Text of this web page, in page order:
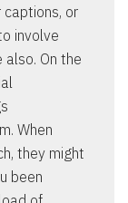
or
involve
On the
When
they might
been